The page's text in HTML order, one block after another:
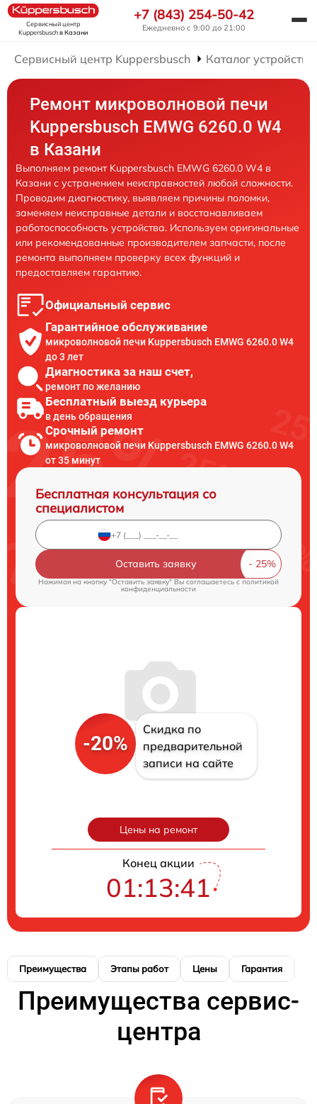
Сервисный центр
Kuppersbuschв Казани
+7 (843) 254-50-42
Ежедневно с 9:00 до 21:00
Сервисный центр Kuppersbusch Каталог устройств
Ремонт микроволновой печи
Kuppersbusch EMWG 6260.0 W4
в Казани
Выполняем ремонт Kuppersbusch EMWG 6260.0 W4 в
Казани с устранением неисправностей любой сложности.
Проводим диагностику, выявляем причины поломки,
заменяем неисправные детали и восстанавливаем
работоспособность устройства. Используем оригинальные
или рекомендованные производителем запчасти, после
ремонта выполняем проверку всех функций и
предоставляем гарантию.
Официальный сервис
Гарантийное обслуживание
микроволновой печи Kuppersbusch EMWG 6260.0 W4
до 3 лет
Диагностика за наш счет,
ремонт по желанию
Бесплатный выезд курьера
в день обращения
Срочный ремонт
микроволновой печи Kuppersbusch EMWG 6260.0 W4
от 35 минут
Бесплатная консультация со
специалистом
Оставить заявку
Нажимая на кнопку "Оставить заявку" Вы соглашаетесь c политикой
конфиденциальности
-20%
Скидка по
предварительной
записи на сайте
Цены на ремонт
Конец акции
01:13:40
Преимущества Этапы работ Цены Гарантия
Преимущества сервис-
центра